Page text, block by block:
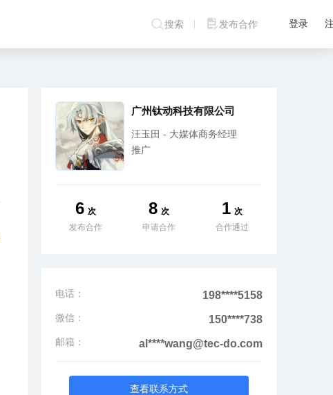
搜索 发布合作 登录
广州钛动科技有限公司
汪玉田 - 大媒体商务经理
推广
6 次
发布合作
8 次
申请合作
1 次
合作通过
电话： 198****5158
微信： 150****738
邮箱： al****wang@tec-do.com
查看联系方式